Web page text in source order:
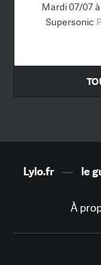
Mardi 07/07
Supersonic
Lylo.fr— le
À